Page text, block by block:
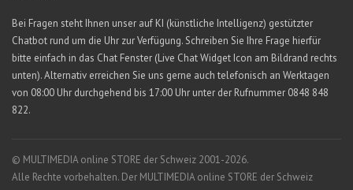
Bei Fragen steht Ihnen unser auf KI (künstliche Intelligenz) gestützter
Chatbot rund um die Uhr zur Verfügung. Schreiben Sie Ihre Frage hierfür
bitte einfach in das Chat Fenster (Live Chat Widget Icon am Bildrand rechts
unten). Alternativ erreichen Sie uns gerne auch telefonisch an Werktagen
von 08:00 Uhr durchgehend bis 17:00 Uhr unter der Rufnummer 0848 848
822.
© MULTIMEDIA online STORE der Schweiz 2001-2026.
Alle Rechte vorbehalten. Der MULTIMEDIA online STORE der Schweiz